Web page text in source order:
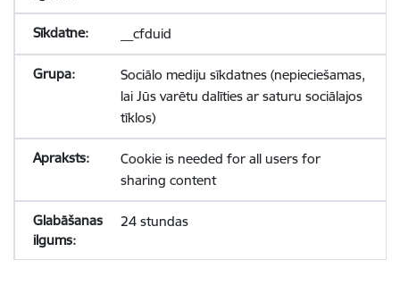
__cfduid
Sociālo mediju sīkdatnes (nepieciešamas,
lai Jūs varētu dalīties ar saturu sociālajos
tīklos)
Cookie is needed for all users for
sharing content
24 stundas